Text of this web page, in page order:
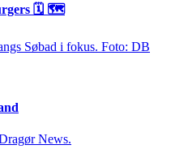
🗓 🗺